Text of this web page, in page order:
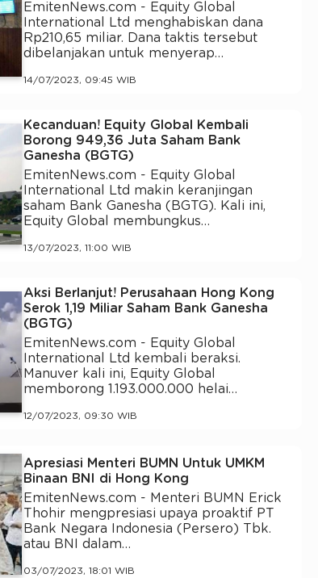
EmitenNews.com - Equity Global
International Ltd menghabiskan dana
Rp210,65 miliar. Dana taktis tersebut
dibelanjakan untuk menyerap…
14/07/2023, 09:45 WIB
Kecanduan! Equity Global Kembali
Borong 949,36 Juta Saham Bank
Ganesha (BGTG)
EmitenNews.com - Equity Global
International Ltd makin keranjingan
saham Bank Ganesha (BGTG). Kali ini,
Equity Global membungkus…
13/07/2023, 11:00 WIB
Aksi Berlanjut! Perusahaan Hong Kong
Serok 1,19 Miliar Saham Bank Ganesha
(BGTG)
EmitenNews.com - Equity Global
International Ltd kembali beraksi.
Manuver kali ini, Equity Global
memborong 1.193.000.000 helai…
12/07/2023, 09:30 WIB
Apresiasi Menteri BUMN Untuk UMKM
Binaan BNI di Hong Kong
EmitenNews.com - Menteri BUMN Erick
Thohir mengpresiasi upaya proaktif PT
Bank Negara Indonesia (Persero) Tbk.
atau BNI dalam…
03/07/2023, 18:01 WIB